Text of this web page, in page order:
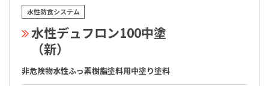
水性防食システム
水性デュフロン100中塗
（新）
非危険物水性ふっ素樹脂塗料用中塗り塗料